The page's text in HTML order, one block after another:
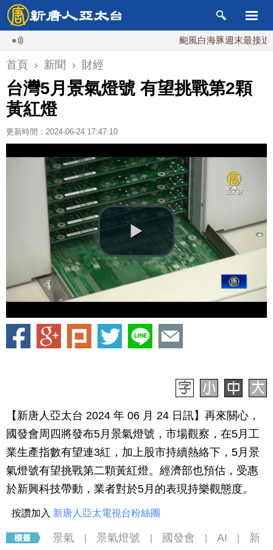
颱風白海豚週末最接近台灣
首頁 › 新聞 › 財經
台灣5月景氣燈號 有望挑戰第2顆
黃紅燈
更新時間：2024-06-24 17:47:10
【新唐人亞太台 2024 年 06 月 24 日訊】再來關心，
國發會周四將發布5月景氣燈號，市場觀察，在5月工
業生產指數有望連3紅，加上股市持續熱絡下，5月景
氣燈號有望挑戰第二顆黃紅燈。經濟部也預估，受惠
於新興科技帶動，業者對於5月的表現持樂觀態度。
按讚加入 新唐人亞太電視台粉絲團
景氣 景氣燈號 國發會 AI
新